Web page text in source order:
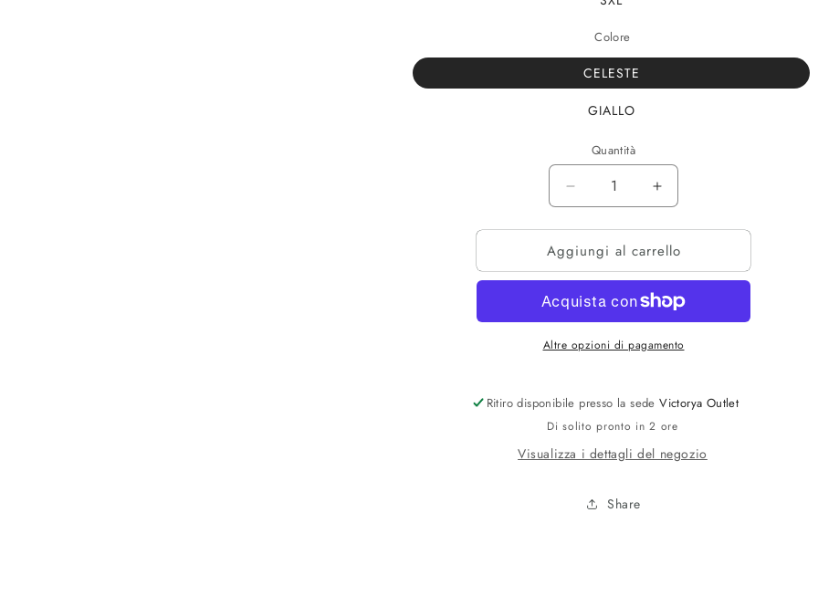
Colore
CELESTE
GIALLO
Quantità
Diminuisci
quantità
per
POLO
BLAUER
Aumenta
quantità
per
POLO
BLAUER
Aggiungi al carrello
Altre opzioni di pagamento
Ritiro disponibile presso la sedeVictorya Outlet
Di solito pronto in 2 ore
Visualizza i dettagli del negozio
Share